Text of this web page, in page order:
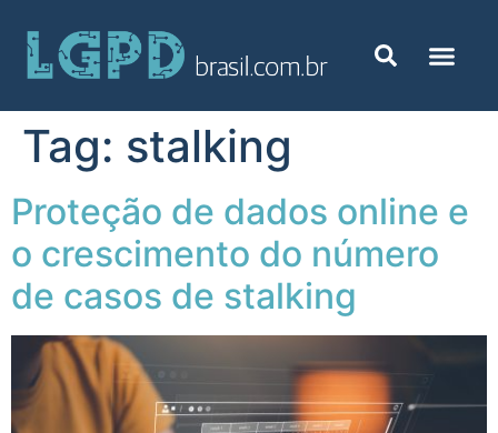
Tag: stalking
Proteção de dados online e
o crescimento do número
de casos de stalking